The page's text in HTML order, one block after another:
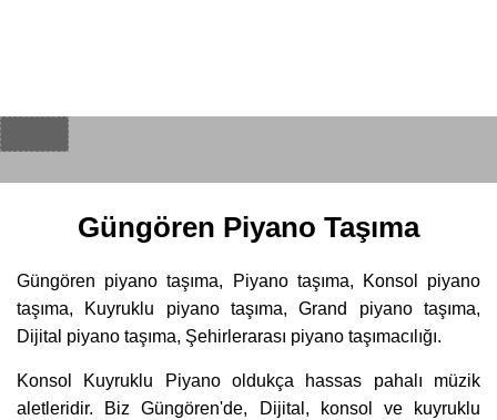
Güngören Piyano Taşıma
Güngören piyano taşıma, Piyano taşıma, Konsol piyano
taşıma, Kuyruklu piyano taşıma, Grand piyano taşıma,
Dijital piyano taşıma, Şehirlerarası piyano taşımacılığı.
Konsol Kuyruklu Piyano oldukça hassas pahalı müzik
aletleridir. Biz Güngören'de, Dijital, konsol ve kuyruklu